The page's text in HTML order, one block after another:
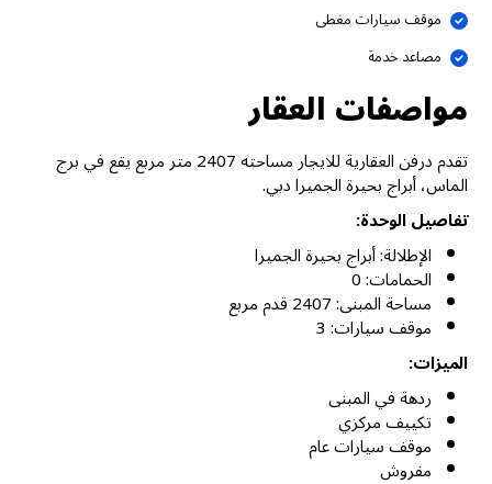
موقف سيارات مغطى
مصاعد خدمة
مواصفات العقار
تقدم درفن العقارية للايجار مساحته 2407 متر مربع يقع في برج
الماس، أبراج بحيرة الجميرا دبي.
تفاصيل الوحدة:
الإطلالة: أبراج بحيرة الجميرا
الحمامات: 0
مساحة المبنى: 2407 قدم مربع
موقف سيارات: 3
الميزات:
ردهة في المبنى
تكييف مركزي
موقف سيارات عام
مفروش